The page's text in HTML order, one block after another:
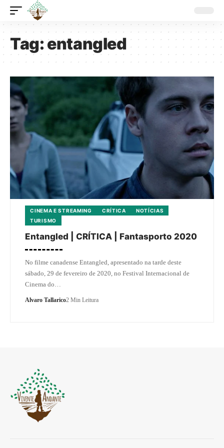
Tag:entangled
CINEMA E STREAMING CRÍTICA
NOTÍCIAS
TURISMO
Entangled | CRÍTICA | Fantasporto 2020
No filme canadense Entangled, apresentado na tarde deste
sábado, 29 de fevereiro de 2020, no Festival Internacional de
Cinema do…
Alvaro Tallarico2 Min Leitura